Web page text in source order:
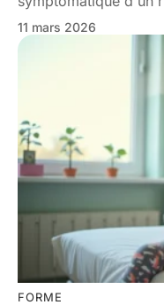
11 mars 2026
FORME